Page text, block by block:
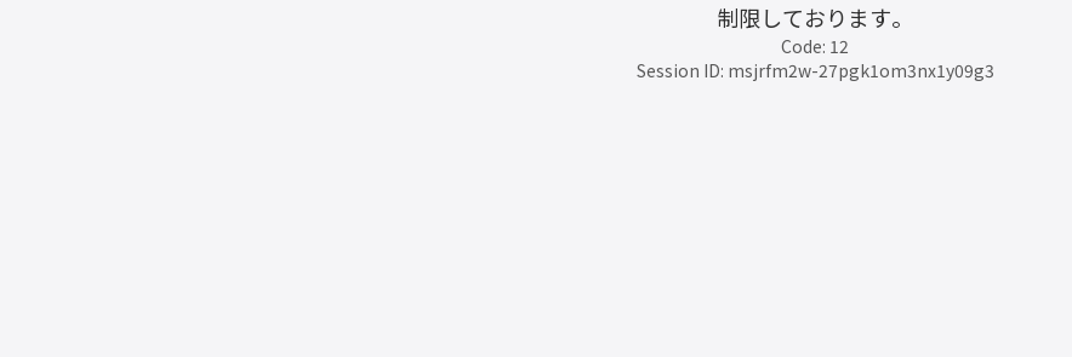
制限しております。
Code: 12
Session ID: msjrfm2w-27pgk1om3nx1y09g3